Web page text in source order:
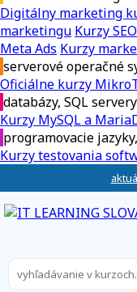
Digitálny marketing
marketingu Kurzy
Meta Ads Kurzy
serverové operačné
Oficiálne kurzy
databázy, SQL servery
Kurzy MySQL a
programovacie
Kurzy testovania